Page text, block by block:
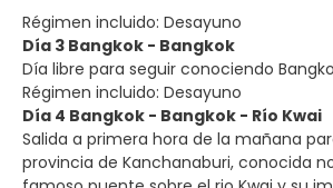
Régimen incluido: Desayuno
Día 3 Bangkok - Bangkok
Día libre para seguir conociendo
Régimen incluido: Desayuno
Día 4 Bangkok - Bangkok - Río Kwai
Salida a primera hora de la mañana
provincia de Kanchanaburi, conocida